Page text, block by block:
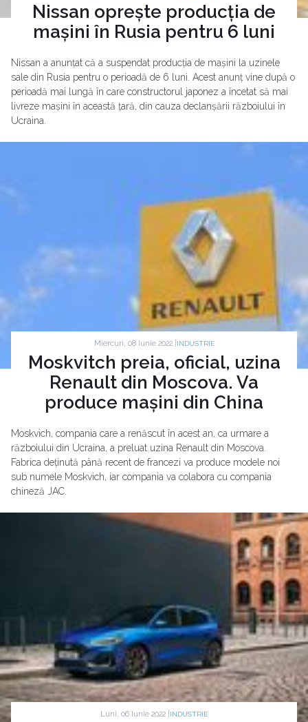
Nissan oprește producția de
mașini în Rusia pentru 6 luni
Nissan a anunțat că a suspendat producția de mașini la uzinele
sale din Rusia pentru o perioadă de 6 luni. Acest anunț vine după o
perioadă mai lungă în care constructorul japonez a încetat să mai
livreze mașini în această țară, din cauza declanșării războiului în
Ucraina.
Miercuri, 08 Iunie 2022 | INDUSTRIE
Moskvitch preia, oficial, uzina
Renault din Moscova. Va
produce mașini din China
Moskvich, compania care a renăscut în acest an, ca urmare a
războiului din Ucraina, a preluat uzina Renault din Moscova.
Fabrica deținută până recent de francezi va produce modele noi
sub numele Moskvich, iar compania va colabora cu compania
chineză JAC.
Luni, 06 Iunie 2022 | INDUSTRIE